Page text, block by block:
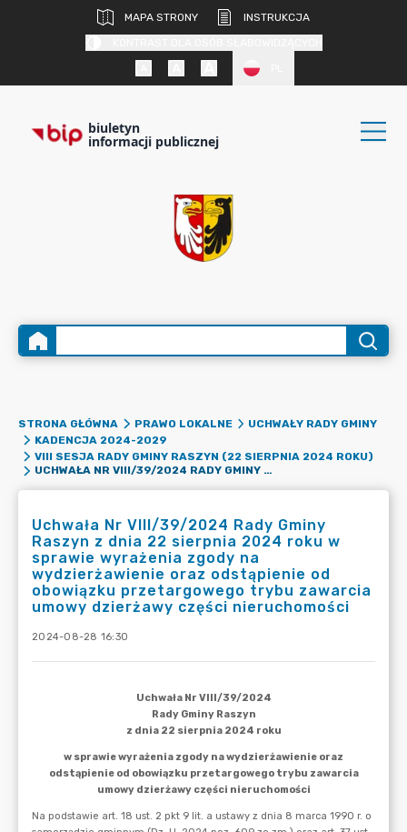
MAPA STRONY
INSTRUKCJA
biuletyn
informacji publicznej
STRONA GŁÓWNA PRAWO LOKALNE
UCHWAŁY RADY GMINY
KADENCJA 2024-2029
VIII SESJA RADY GMINY RASZYN (22 SIERPNIA 2024 ROKU)
UCHWAŁA NR VIII/39/2024 RADY GMINY RASZYN Z DNIA 22 SIERPNIA 2024 ROKU W SPRAWIE WYRAŻENIA ZGODY NA WYDZIERŻAWIENIE ORAZ ODSTĄPIENIE OD OBOWIĄZKU PRZETARGOWEGO TRYBU ZAWARCIA UMOWY DZIERŻAWY CZĘŚCI NIERUCHOMOŚCI
Uchwała Nr VIII/39/2024 Rady Gminy
Raszyn z dnia 22 sierpnia 2024 roku w
sprawie wyrażenia zgody na
wydzierżawienie oraz odstąpienie od
obowiązku przetargowego trybu zawarcia
umowy dzierżawy części nieruchomości
2024-08-28 16:30